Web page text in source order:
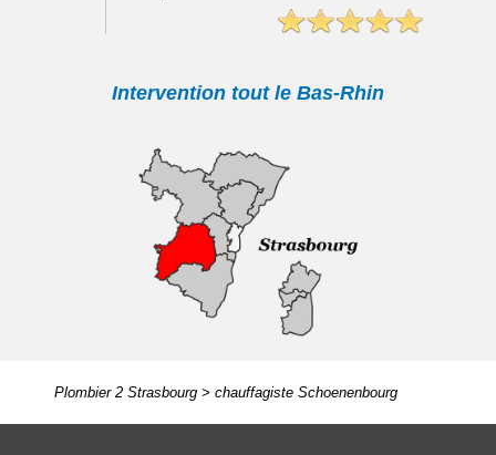
Intervention tout le Bas-Rhin
Plombier 2 Strasbourg> chauffagiste Schoenenbourg